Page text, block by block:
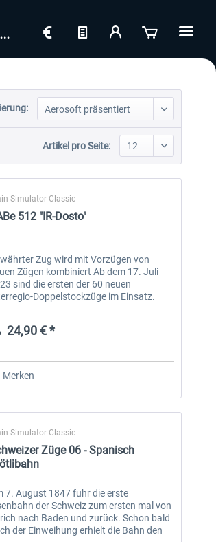
39,95 € *
Artikel pro Seite:
Simulator Classic
512 "IR-Dosto"
Zug wird mit Vorzügen von
Zügen kombiniert Ab dem 17. Juli
sind die ersten der 60 neuen
Doppelstockzüge im Einsatz.
Verkehren werden die Züge in der
24,90 € *
Merken
Simulator Classic
Züge 06 - Spanisch
7. August 1847 fuhr die erste
der Schweiz zum ersten mal von
nach Baden und zurück. Schon bald
der Einweihung erhielt die Bahn den